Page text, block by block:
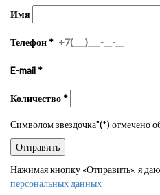
Имя
Телефон *
E-mail *
Количество *
Символом звездочка"(*) отмечено
Нажимая кнопку «Отправить», я даю
персональных данных